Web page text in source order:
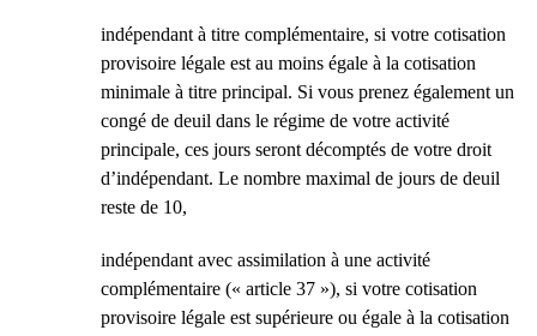
indépendant à titre complémentaire, si votre cotisation
provisoire légale est au moins égale à la cotisation
minimale à titre principal. Si vous prenez également un
congé de deuil dans le régime de votre activité
principale, ces jours seront décomptés de votre droit
d’indépendant. Le nombre maximal de jours de deuil
reste de 10,
indépendant avec assimilation à une activité
complémentaire (« article 37 »), si votre cotisation
provisoire légale est supérieure ou égale à la cotisation